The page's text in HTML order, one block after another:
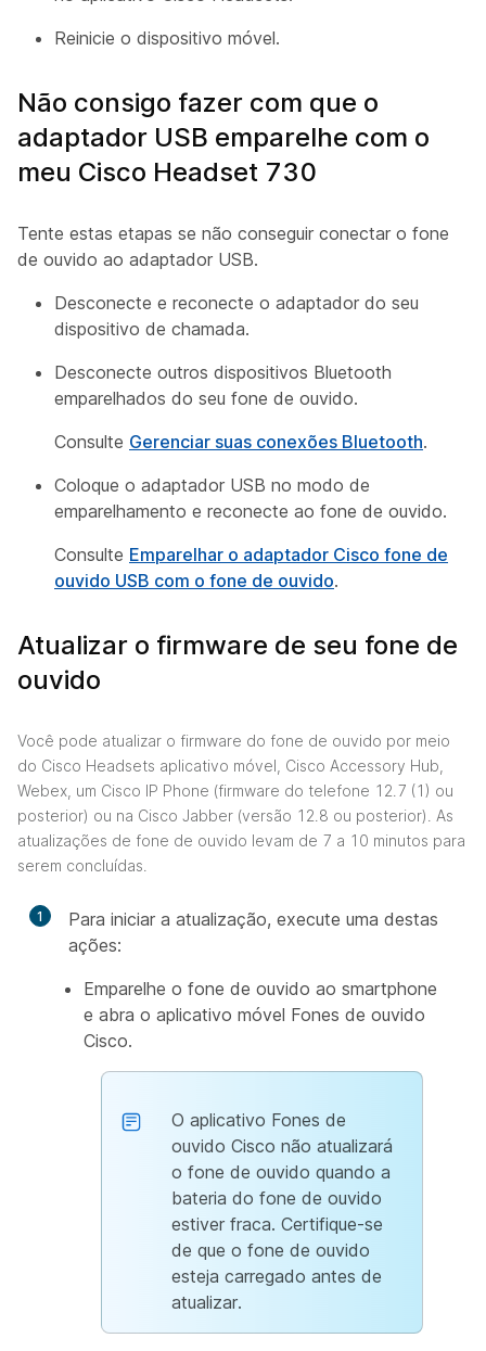
Reinicie o dispositivo móvel.
Não consigo fazer com que o
adaptador USB emparelhe com o
meu Cisco Headset 730
Tente estas etapas se não conseguir conectar o fone
de ouvido ao adaptador USB.
Desconecte e reconecte o adaptador do seu
dispositivo de chamada.
Desconecte outros dispositivos Bluetooth
emparelhados do seu fone de ouvido.
Consulte Gerenciar suas conexões Bluetooth.
Coloque o adaptador USB no modo de
emparelhamento e reconecte ao fone de ouvido.
Consulte Emparelhar o adaptador Cisco fone de
ouvido USB com o fone de ouvido.
Atualizar o firmware de seu fone de
ouvido
Você pode atualizar o firmware do fone de ouvido por meio
do Cisco Headsets aplicativo móvel, Cisco Accessory Hub,
Webex, um Cisco IP Phone (firmware do telefone 12.7 (1) ou
posterior) ou na Cisco Jabber (versão 12.8 ou posterior). As
atualizações de fone de ouvido levam de 7 a 10 minutos para
serem concluídas.
1
Para iniciar a atualização, execute uma destas
ações:
Emparelhe o fone de ouvido ao smartphone
e abra o aplicativo móvel Fones de ouvido
Cisco.
O aplicativo Fones de
ouvido Cisco não atualizará
o fone de ouvido quando a
bateria do fone de ouvido
estiver fraca. Certifique-se
de que o fone de ouvido
esteja carregado antes de
atualizar.